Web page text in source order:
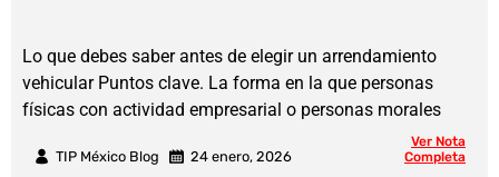
TIP México Blog 24 enero, 2026
Lo que debes saber antes de elegir un arrendamiento
vehicular Puntos clave. La forma en la que personas
físicas con actividad empresarial o personas morales
Ver Nota
Completa